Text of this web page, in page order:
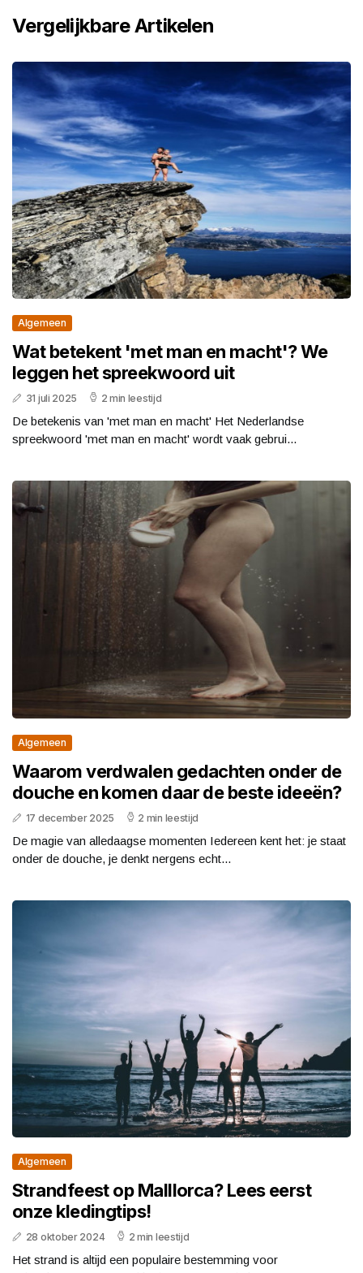
Vergelijkbare Artikelen
Algemeen
Wat betekent 'met man en macht'? We
leggen het spreekwoord uit
31 juli 2025 2 min leestijd
De betekenis van 'met man en macht' Het Nederlandse
spreekwoord 'met man en macht' wordt vaak gebrui...
Algemeen
Waarom verdwalen gedachten onder de
douche en komen daar de beste ideeën?
17 december 2025 2 min leestijd
De magie van alledaagse momenten Iedereen kent het: je staat
onder de douche, je denkt nergens echt...
Algemeen
Strandfeest op Malllorca? Lees eerst
onze kledingtips!
28 oktober 2024 2 min leestijd
Het strand is altijd een populaire bestemming voor